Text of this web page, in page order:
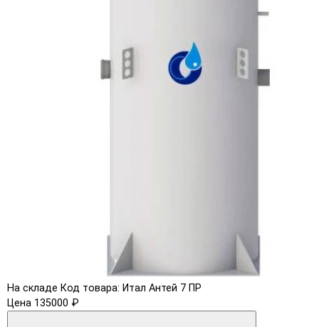
На складе Код товара: Итал Антей 7 ПР
Цена 135000 ₽